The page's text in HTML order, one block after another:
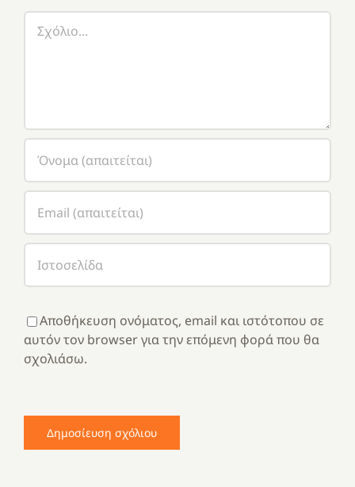
Αποθήκευση ονόματος, email και ιστότοπου σε
αυτόν τον browser για την επόμενη φορά που θα
σχολιάσω.